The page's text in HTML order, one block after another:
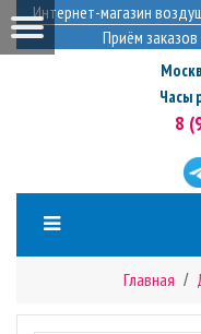
Интернет-магазин
Приём
Часы
8
Главная